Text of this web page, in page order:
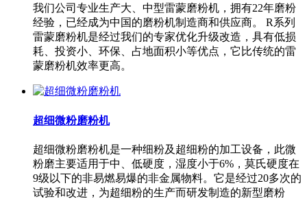
我们公司专业生产大、中型雷蒙磨粉机，拥有22年磨粉
经验，已经成为中国的磨粉机制造商和供应商。 R系列
雷蒙磨粉机是经过我们的专家优化升级改造，具有低损
耗、投资小、环保、占地面积小等优点，它比传统的雷
蒙磨粉机效率更高。
超细微粉磨粉机
超细微粉磨粉机是一种细粉及超细粉的加工设备，此微
粉磨主要适用于中、低硬度，湿度小于6%，莫氏硬度在
9级以下的非易燃易爆的非金属物料。它是经过20多次的
试验和改进，为超细粉的生产而研发制造的新型磨粉